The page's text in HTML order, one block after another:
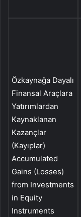
Özkaynağa Dayalı
Finansal Araçlara
Yatırımlardan
Kaynaklanan
Kazançlar
(Kayıplar)
Accumulated
Gains (Losses)
from Investments
in Equity
Instruments